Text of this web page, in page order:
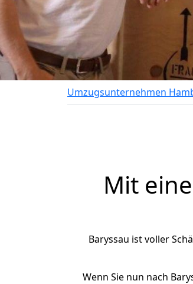
Umzugsunternehmen
Mit
Baryssau ist voller
Wenn Sie nun nach